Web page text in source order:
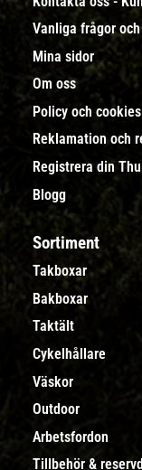
Vanliga frågor
Mina sidor
Om oss
Policy och cookies
Reklamation och
Registrera din
Blogg
Sortiment
Takboxar
Bakboxar
Taktält
Cykelhållare
Väskor
Outdoor
Arbetsfordon
Tillbehör &